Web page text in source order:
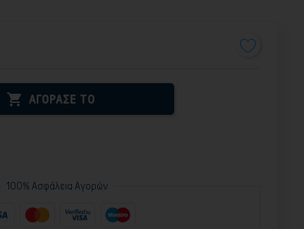
 ΑΓΟΡΑΣΕ ΤΟ
100% Ασφάλεια Αγορών